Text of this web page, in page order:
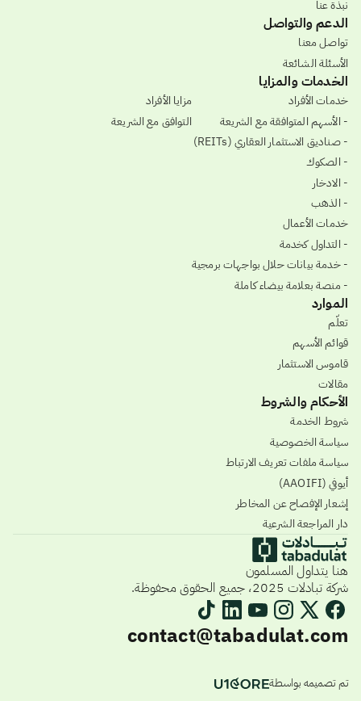
نبذة عنا
الدعم والتواصل
تواصل معنا
الأسئلة الشائعة
الخدمات والمزايا
خدمات الأفراد
- الأسهم المتوافقة مع الشريعة
- صناديق الاستثمار العقاري (REITs)
- الصكوك
- الادخار
- الذهب
خدمات الأعمال
- التداول كخدمة
- خدمة بيانات حلال بواجهات برمجية
- منصة بعلامة بيضاء كاملة
مزايا الأفراد
التوافق مع الشريعة
الموارد
تعلّم
قوائم الأسهم
قاموس الاستثمار
مقالات
الأحكام والشروط
شروط الخدمة
سياسة الخصوصية
سياسة ملفات تعريف الارتباط
أيوفي (AAOIFI)
إشعار الإفصاح عن المخاطر
دار المراجعة الشرعية
هنا يتداول المسلمون
شركة تبادلات 2025، جميع الحقوق محفوظة.
contact@tabadulat.com
تم تصميمه بواسطة